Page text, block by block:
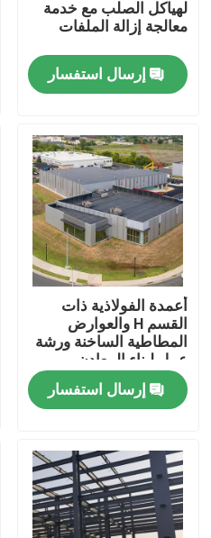
بيت
منتجات
أشرطة فيديو
معلومات عنا
جولة في المعمل
رقابة جودة
اطلب اقتباس
ورشة الهياكل الفولاذية
هيكل فولاذي خفيف الوزن
لهياكل الصلب مع خدمة
معالجة إزالة الملفات
إرسال استفسار
أعمدة الفولاذية ذات
القسم H والعوارض
المطاطية الساخنة ورشة
عمل لبناء المعادن
إرسال استفسار